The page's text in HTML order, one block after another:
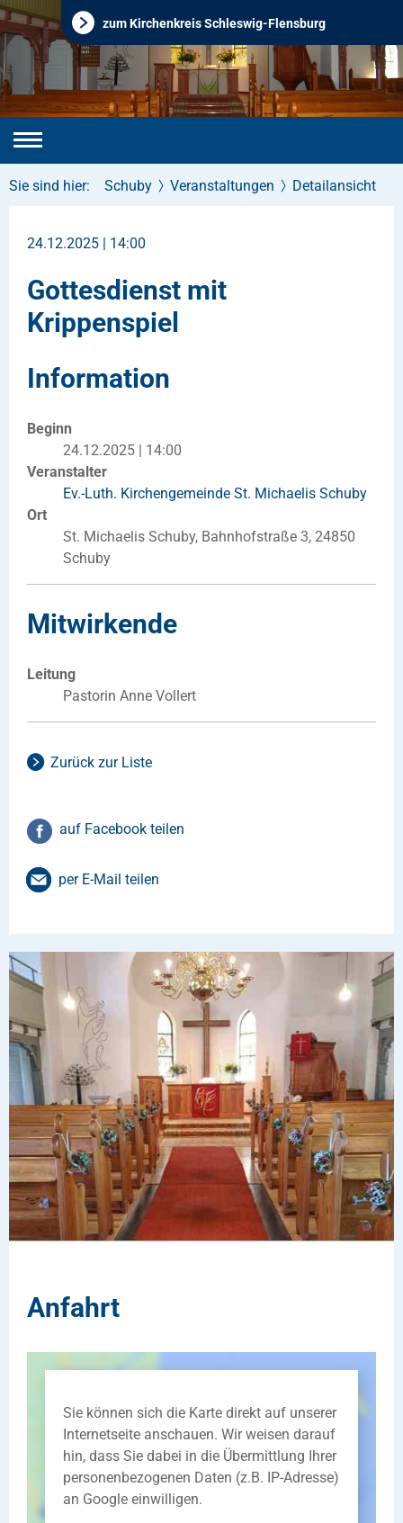
zum Kirchenkreis Schleswig-Flensburg
Sie sind hier: Schuby Veranstaltungen Detailansicht
24.12.2025 | 14:00
Gottesdienst mit
Krippenspiel
Information
Beginn
24.12.2025 | 14:00
Veranstalter
Ev.-Luth. Kirchengemeinde St. Michaelis Schuby
Ort
St. Michaelis Schuby, Bahnhofstraße 3, 24850
Schuby
Mitwirkende
Leitung
Pastorin Anne Vollert
Zurück zur Liste
auf Facebook teilen
per E-Mail teilen
Anfahrt
Sie können sich die Karte direkt auf unserer
Internetseite anschauen. Wir weisen darauf
hin, dass Sie dabei in die Übermittlung Ihrer
personenbezogenen Daten (z.B. IP-Adresse)
an Google einwilligen.